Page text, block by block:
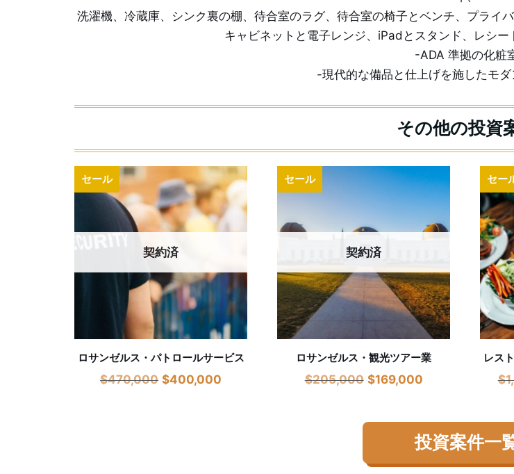
洗濯機、冷蔵庫、シンク裏の棚、待合室のラグ、待合室の椅子とベンチ、プライ
キャビネットと電子レンジ、iPadとスタンド、レシ
-ADA 準拠の化粧
-現代的な備品と仕上げを施したモ
契約済
セール
ロサンゼルス・パトロールサービス
$470,000 $400,000
契約済
セール
ロサンゼルス・観光ツアー業
$205,000 $169,000
セー
レス
$
投資案件一